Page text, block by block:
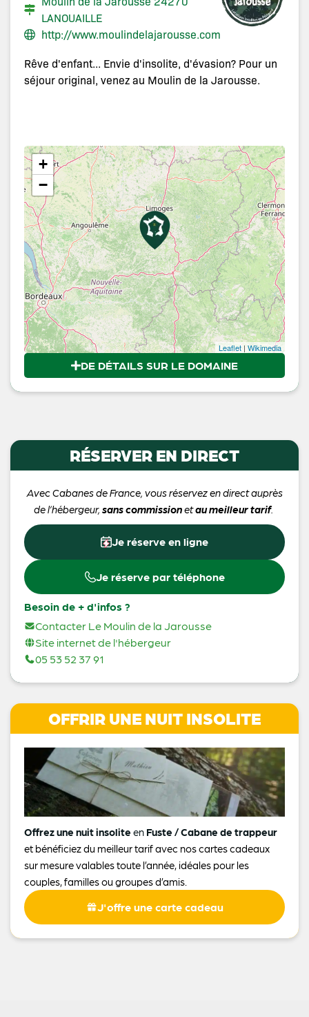
LANOUAILLE
http://www.moulindelajarousse.com
Rêve d'enfant... Envie d'insolite, d'évasion? Pour un
séjour original, venez au Moulin de la Jarousse.
+
−
Leaflet| Wikimedia
DE DÉTAILS SUR LE DOMAINE
RÉSERVER EN DIRECT
Avec Cabanes de France, vous réservez en direct auprès
de l’hébergeur, sans commissionetau meilleur tarif.
Je réserve en ligne
Je réserve par téléphone
Besoin de + d'infos ?
Contacter Le Moulin de la Jarousse
Site internet de l'hébergeur
05 53 52 37 91
OFFRIR UNE NUIT INSOLITE
Offrez une nuit insolite en Fuste / Cabane de trappeur
et bénéficiez du meilleur tarif avec nos cartes cadeaux
sur mesure valables toute l’année, idéales pour les
couples, familles ou groupes d’amis.
J'offre une carte cadeau